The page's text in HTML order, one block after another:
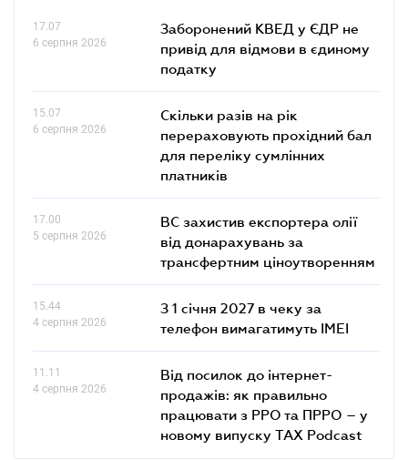
17.07
6 серпня 2026
Заборонений КВЕД у ЄДР не
привід для відмови в єдиному
податку
15.07
6 серпня 2026
Скільки разів на рік
перераховують прохідний бал
для переліку сумлінних
платників
17.00
5 серпня 2026
ВС захистив експортера олії
від донарахувань за
трансфертним ціноутворенням
15.44
4 серпня 2026
З 1 січня 2027 в чеку за
телефон вимагатимуть IMEI
11.11
4 серпня 2026
Від посилок до інтернет-
продажів: як правильно
працювати з РРО та ПРРО – у
новому випуску TAX Podcast